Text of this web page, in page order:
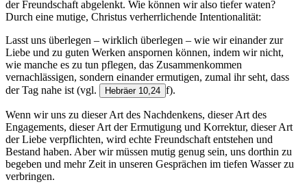
der Freundschaft abgelenkt. Wie können wir also tiefer waten?
Durch eine mutige, Christus verherrlichende Intentionalität:
Lasst uns überlegen – wirklich überlegen – wie wir einander zur
Liebe und zu guten Werken anspornen können, indem wir nicht,
wie manche es zu tun pflegen, das Zusammenkommen
vernachlässigen, sondern einander ermutigen, zumal ihr seht, dass
der Tag nahe ist (vgl.
Hebräer 10,24 f).
Wenn wir uns zu dieser Art des Nachdenkens, dieser Art des
Engagements, dieser Art der Ermutigung und Korrektur, dieser Art
der Liebe verpflichten, wird echte Freundschaft entstehen und
Bestand haben. Aber wir müssen mutig genug sein, uns dorthin zu
begeben und mehr Zeit in unseren Gesprächen im tiefen Wasser zu
verbringen.